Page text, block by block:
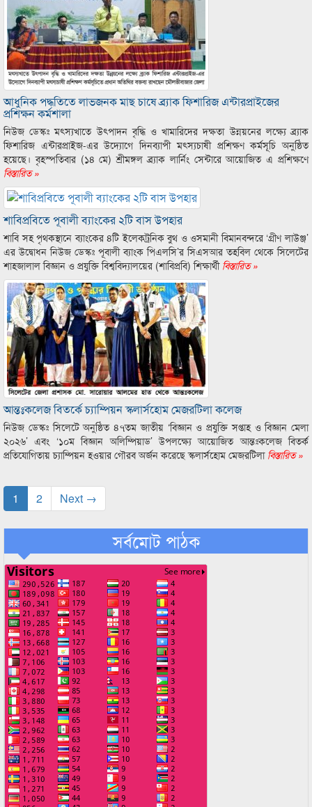
আধুনিক পদ্ধতিতে লাভজনক মাছ চাষে ব্র্যাক ফিশারিজ এন্টারপ্রাইজের
প্রশিক্ষন কর্মশালা
নিউজ ডেস্কঃ মৎস্যখাতে উৎপাদন বৃদ্ধি ও খামারিদের দক্ষতা উন্নয়নের লক্ষ্যে ব্র্যাক
ফিশারিজ এন্টারপ্রাইজ-এর উদ্যোগে দিনব্যাপী মৎস্যচাষী প্রশিক্ষণ কর্মসূচি অনুষ্ঠিত
হয়েছে। বৃহস্পতিবার (১৪ মে) শ্রীমঙ্গল ব্র্যাক লার্নিং সেন্টারে আয়োজিত এ প্রশিক্ষণে
বিস্তারিত »
শাবিপ্রবিতে পূবালী ব্যাংকের ২টি বাস উপহার
শাবি সহ পৃথকস্থানে ব্যাংকের ৪টি ইলেকট্রনিক বুথ ও ওসমানী বিমানবন্দরে ‘গ্রীণ লাউঞ্জ’
এর উদ্বোধন নিউজ ডেস্কঃ পূবালী ব্যাংক পিএলসি’র সিএসআর তহবিল থেকে সিলেটের
শাহজালাল বিজ্ঞান ও প্রযুক্তি বিশ্ববিদ্যালয়ের (শাবিপ্রবি) শিক্ষার্থীবিস্তারিত »
আন্তঃকলেজ বিতর্কে চ্যাম্পিয়ন স্কলার্সহোম মেজরটিলা কলেজ
নিউজ ডেস্কঃ সিলেটে অনুষ্ঠিত ৪৭তম জাতীয় ‘বিজ্ঞান ও প্রযুক্তি সপ্তাহ ও বিজ্ঞান মেলা
২০২৬’ এবং ‘১০ম বিজ্ঞান অলিম্পিয়াড’ উপলক্ষ্যে আয়োজিত আন্তঃকলেজ বিতর্ক
প্রতিযোগিতায় চ্যাম্পিয়ন হওয়ার গৌরব অর্জন করেছে স্কলার্সহোম মেজরটিলাবিস্তারিত »
1 2 Next →
সর্বমোট পাঠক